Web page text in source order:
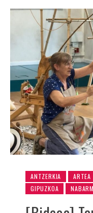
ANTZERKIA ARTEA
GIPUZKOA